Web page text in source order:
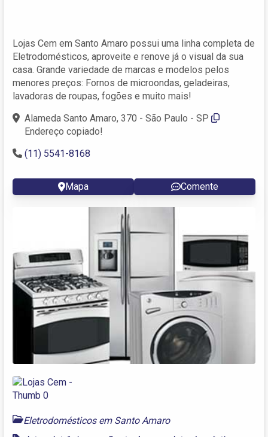
Lojas Cem em Santo Amaro possui uma linha completa de
Eletrodomésticos, aproveite e renove já o visual da sua
casa. Grande variedade de marcas e modelos pelos
menores preços: Fornos de microondas, geladeiras,
lavadoras de roupas, fogões e muito mais!
Alameda Santo Amaro, 370 - São Paulo - SP
Endereço copiado!
(11) 5541-8168
Mapa Comente
Eletrodomésticos em Santo Amaro